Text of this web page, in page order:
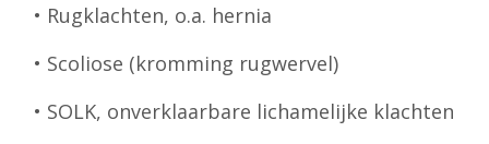
• Rugklachten, o.a. hernia
• Scoliose (kromming rugwervel)
• SOLK, onverklaarbare lichamelijke klachten